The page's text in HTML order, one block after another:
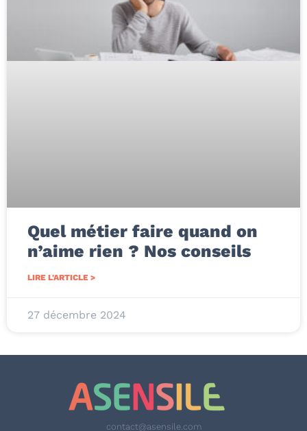
Quel métier faire quand on
n’aime rien ? Nos conseils
LIRE L'ARTICLE >
27 décembre 2024
contact@asensile.com